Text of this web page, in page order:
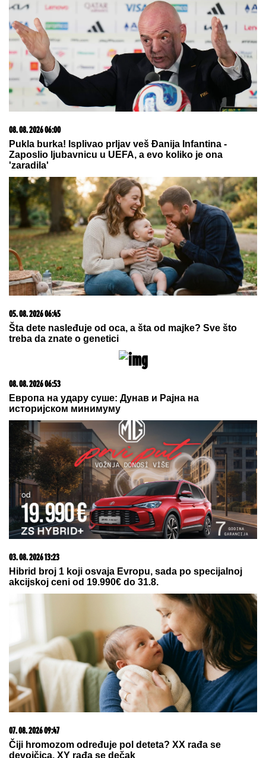
"RAZOČARALA SAM SE, MNOGI SU NESTALI
da su je zaboravili ljudi sa estrade: "Plaše se"
SKINULA SE ANA SEVIĆUkrstila
bikini, pa mamila poglede na plaži:
Ovakvu je retko viđamo (Foto)
"SVAKO ĆE IMATI PRAVO DA
POGREŠI"Otac Nemanje Gudelja se
oglasio nakon što je postao deda i
DRAMA U OVČARSKO-KABLARSKOJ KLISURI
Kolima sleteo sa puta direktno u jezero, u toku
izvlačenje vozila (FOTO)
SKUPA SAM!"Ćerka pokojnog
pevača šokirala javnost priznanjem,
pa otkrila šta ZAHTEVA od
ISIDORA ISPRED POLICIJSKE
STANICEPrvo oglašavanje žene
Sergeja Trifunovića nakon što su
ZVALI NADLEŽNE zbog nje: "Samo
zato sam došla"